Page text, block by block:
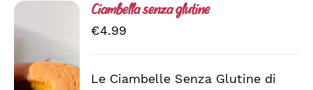
Ciambella senza glutine
€4.99
Le Ciambelle Senza Glutine di